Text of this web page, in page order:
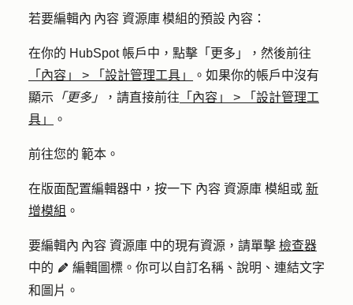
若要編輯內 內容 資源庫 模組的預設 內容：
在你的 HubSpot 帳戶中，點擊 「更多」
，然後前往
「內容」
> 「設計管理工具」
。如果你的帳戶中沒有
顯示 「更多」 ，請直接前往 「內容」 >
「設計管理工
具」
。
前往您的 範本。
在版面配置編輯器中，按一下 內容 資源庫 模組或 新
增模組 。
要編輯內 內容 資源庫 中的現有資源，請單擊 檢查器
中的 editIc on 編輯圖標。你可以自訂名稱、說明、連結文字
和圖片。